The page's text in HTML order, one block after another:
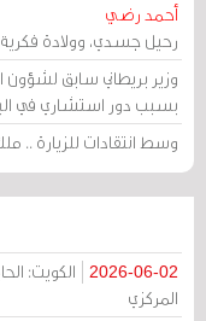
أحمد رضي
رحيل جسدي، وولادة
وزير بريطاني سابق
بسبب دور استشاري في
وسط انتقادات للزيارة ..
2026-06-02
الكويت:
المركزي